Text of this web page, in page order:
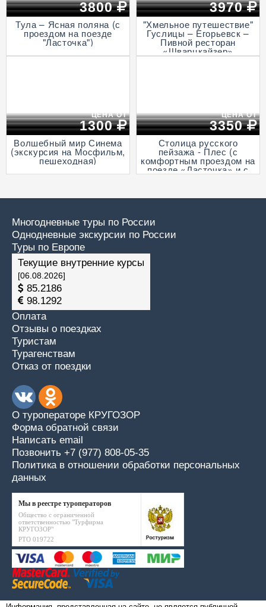
3800
Тула – Ясная поляна (с
проездом на поезде
"Ласточка")
3970
"Хмельное путешествие"
Гуслицы – Егорьевск –
Пивной ресторан
«Шварцкайзер»
ЦЕНА ОТ
1300
Волшебный мир Синема
(экскурсия на Мосфильм,
пешеходная)
ЦЕНА ОТ
3350
Столица русского
пейзажа - Плес (с
комфортным проездом на
поезде «Ласточка» и с
прогулкой на теплоходе
Многодневные туры по России
Однодневные экскурсии по России
Туры по Европе
Текущие внутренние курсы
[06.08.2026]
85.2186
98.1292
Оплата
Отзывы о поездках
Туристам
Турагенствам
Отказ от поездки
О туроператоре КРУГОЗОР
Форма обратной связи
Написать email
Позвонить +7 (977) 808-05-35
Политика в отношении обработки персональных
данных
Мы в реестре туроператоров
Общество с ограниченной
ответственностью "Турфирма
КРУГОЗОР"
РТО 019722